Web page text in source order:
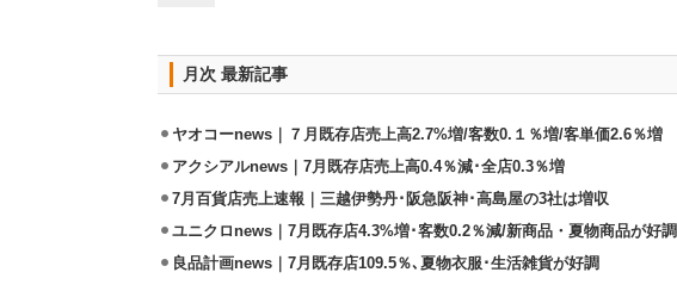
月次 最新記事
ヤオコーnews｜７月既存店売上高2.7%増/客数0.１％増/客単価2.6％増
アクシアルnews｜7月既存店売上高0.4％減･全店0.3％増
7月百貨店売上速報｜三越伊勢丹･阪急阪神･高島屋の3社は増収
ユニクロnews｜7月既存店4.3%増･客数0.2％減/新商品・夏物商品が好調
良品計画news｜7月既存店109.5％､夏物衣服･生活雑貨が好調